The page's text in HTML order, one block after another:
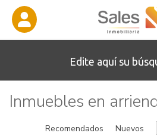
Edite aquí su
Inmuebles en
Recomendados Nuevos